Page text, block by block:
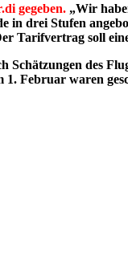
gegeben. „Wir
in drei Stufen
Tarifvertrag soll
des
Februar waren